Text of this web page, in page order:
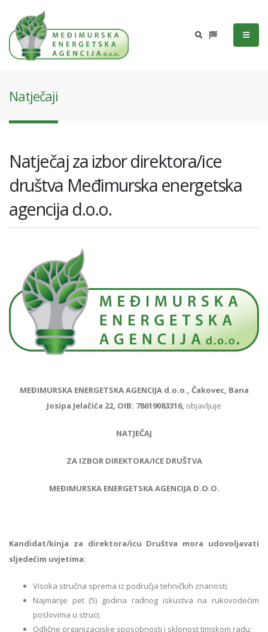
Natječaji
Natječaj za izbor direktora/ice
društva Međimurska energetska
agencija d.o.o.
MEĐIMURSKA ENERGETSKA AGENCIJA d.o.o., Čakovec, Bana
Josipa Jelačića 22, OIB: 78619083316, objavljuje
NATJEČAJ
ZA IZBOR DIREKTORA/ICE DRUŠTVA
MEĐIMURSKA ENERGETSKA AGENCIJA D.O.O.
Kandidat/kinja za direktora/icu Društva mora udovoljavati
sljedećim uvjetima:
Visoka stručna sprema iz područja tehničkih znanosti;
Najmanje pet (5) godina radnog iskustva na rukovodećim
poslovima u struci;
Odlične organizacijske sposobnosti i sklonost timskom radu;